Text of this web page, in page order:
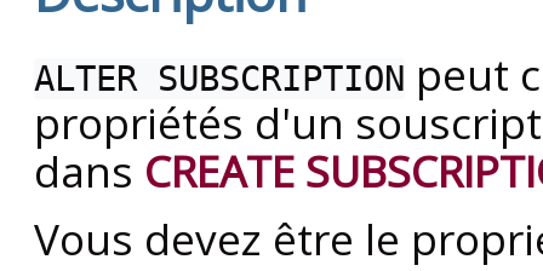
ALTER SUBSCRIPTION peut
propriétés d'un
dans CREATE
Vous devez être le